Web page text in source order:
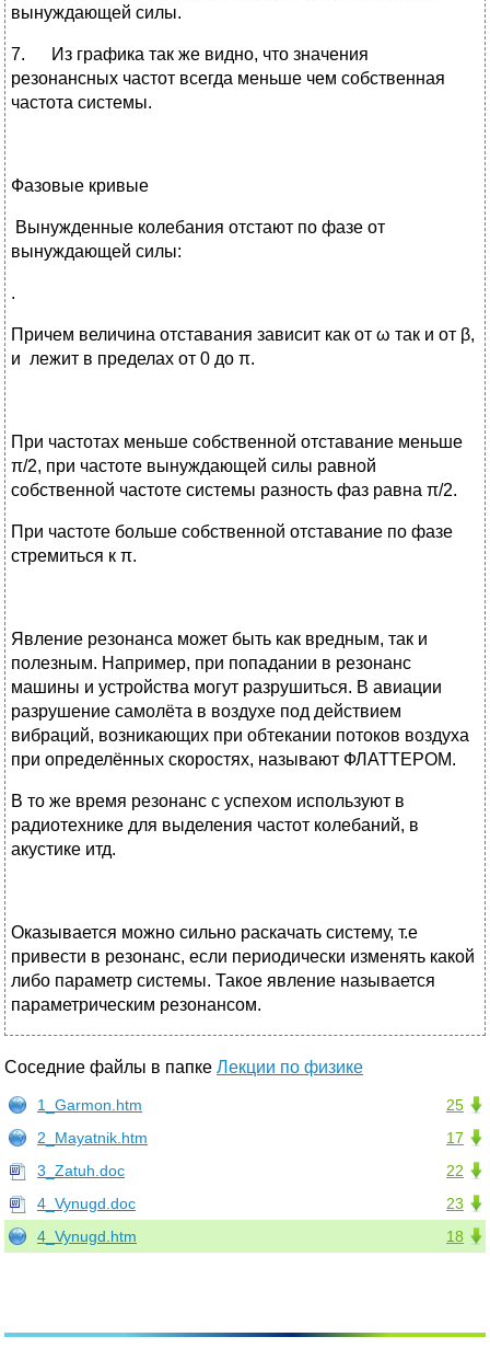
вынуждающей силы.
7. Из графика так же видно, что значения
резонансных частот всегда меньше чем собственная
частота системы.
Фазовые кривые
Вынужденные колебания отстают по фазе от
вынуждающей силы:
.
Причем величина отставания зависит как от ω так и от β,
и лежит в пределах от 0 до π.
При частотах меньше собственной отставание меньше
π/2, при частоте вынуждающей силы равной
собственной частоте системы разность фаз равна π/2.
При частоте больше собственной отставание по фазе
стремиться к π.
Явление резонанса может быть как вредным, так и
полезным. Например, при попадании в резонанс
машины и устройства могут разрушиться. В авиации
разрушение самолёта в воздухе под действием
вибраций, возникающих при обтекании потоков воздуха
при определённых скоростях, называют ФЛАТТЕРОМ.
В то же время резонанс с успехом используют в
радиотехнике для выделения частот колебаний, в
акустике итд.
Оказывается можно сильно раскачать систему, т.е
привести в резонанс, если периодически изменять какой
либо параметр системы. Такое явление называется
параметрическим резонансом.
Соседние файлы в папке Лекции по физике
25
1_Garmon.htm
17
2_Mayatnik.htm
22
3_Zatuh.doc
23
4_Vynugd.doc
18
4_Vynugd.htm